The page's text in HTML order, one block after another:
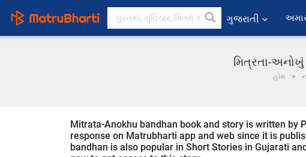
ગુજરાતી
મિત્રતા-અનોખું
હોમ
Mitrata-Anokhu bandhan book and story is written by
response on Matrubharti app and web since it is
bandhan is also popular in Short Stories in Gujarati